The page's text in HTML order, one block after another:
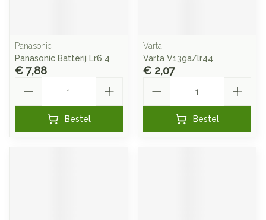
Panasonic
Panasonic Batterij Lr6 4
€ 7,88
Bestel
Varta
Varta V13ga/lr44
€ 2,07
Bestel